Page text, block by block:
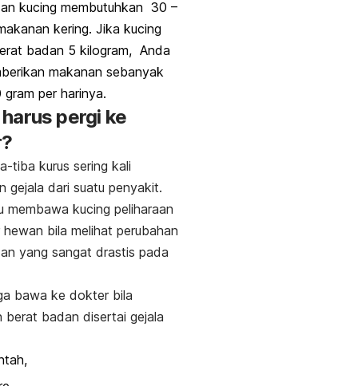
kucing membutuhkan 30 –
kering. Jika kucing
badan 5 kilogram, Anda
makanan sebanyak
per harinya.
pergi ke
tiba kurus sering kali
gejala dari suatu penyakit.
membawa kucing peliharaan
bila melihat perubahan
yang sangat drastis pada
bawa ke dokter bila
berat badan disertai gejala